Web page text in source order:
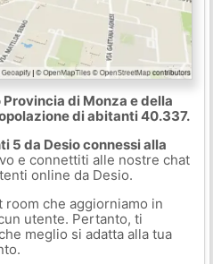
di Monza e della
di abitanti 40.337.
5 da Desio connessi alla
e connettiti alle nostre chat
online da Desio.
room che aggiorniamo in
utente. Pertanto, ti
meglio si adatta alla tua